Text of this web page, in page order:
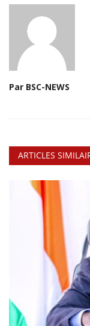
Par BSC-NEWS
ARTICLES